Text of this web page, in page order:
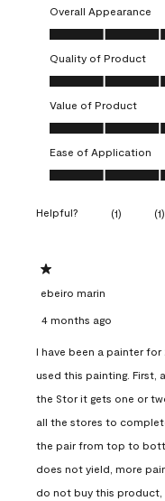
Overall Appearance
Overall Appearance,
Quality of Product
Quality of Product,
Value of Product
Value of Product, 5.0
Ease of Application
Ease of Application,
Helpful? (1) (1)
1 out of 5 stars.
ebeiro marin
4 months ago
I have been a painter for
used this painting. First,
the Stor it gets one or
all the stores to
the pair from top to
does not yield, more
do not buy this product,